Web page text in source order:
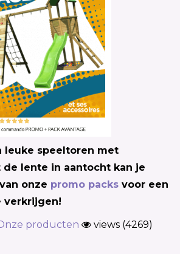
leuke speeltoren met
de lente in aantocht kan je
onze promo packs voor een
verkrijgen!
producten views (4269)